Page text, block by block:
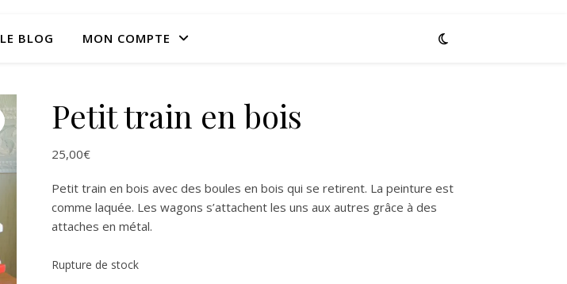
LE BLOG MON COMPTE
Petit train en bois
25,00€
Petit train en bois avec des boules en bois qui se retirent. La peinture est
comme laquée. Les wagons s’attachent les uns aux autres grâce à des
attaches en métal.
Rupture de stock